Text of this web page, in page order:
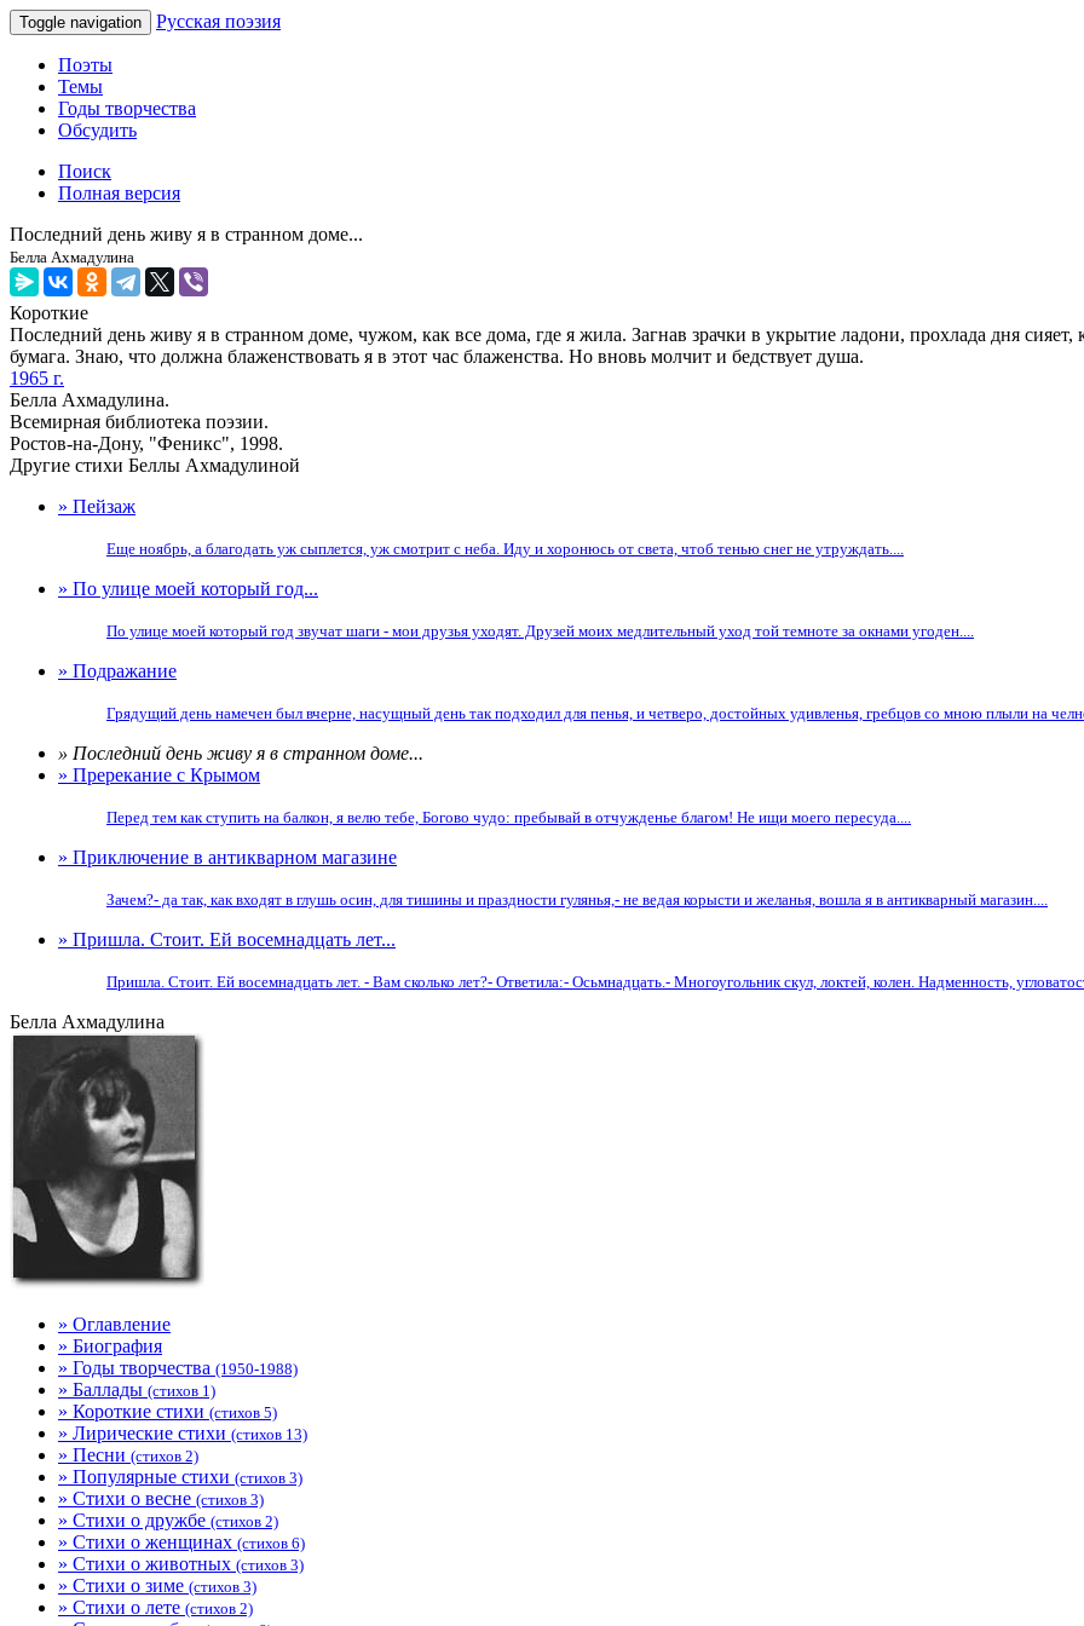
Toggle navigation Русская поэзия
Поэты
Темы
Годы творчества
Обсудить
Поиск
Полная версия
Последний день живу я в странном доме...
Белла Ахмадулина
Короткие
Последний день живу я в странном доме, чужом, как все дома, где я жила. Загнав зрачки в укрытие ладони, прохлада дня сияет,
бумага. Знаю, что должна блаженствовать я в этот час блаженства. Но вновь молчит и бедствует душа.
1965 г.
Белла Ахмадулина.
Всемирная библиотека поэзии.
Ростов-на-Дону, "Феникс", 1998.
Другие стихи Беллы Ахмадулиной
» Пейзаж
Еще ноябрь, а благодать уж сыплется, уж смотрит с неба. Иду и хоронюсь от света, чтоб тенью снег не утруждать....
» По улице моей который год...
По улице моей который год звучат шаги - мои друзья уходят. Друзей моих медлительный уход той темноте за окнами угоден....
» Подражание
Грядущий день намечен был вчерне, насущный день так подходил для пенья, и четверо, достойных удивленья, гребцов со мною плыли на
» Последний день живу я в странном доме...
» Пререкание с Крымом
Перед тем как ступить на балкон, я велю тебе, Богово чудо: пребывай в отчужденье благом! Не ищи моего пересуда....
» Приключение в антикварном магазине
Зачем?- да так, как входят в глушь осин, для тишины и праздности гулянья,- не ведая корысти и желанья, вошла я в антикварный магазин....
» Пришла. Стоит. Ей восемнадцать лет...
Пришла. Стоит. Ей восемнадцать лет. - Вам сколько лет?- Ответила:- Осьмнадцать.- Многоугольник скул, локтей, колен. Надменность,
Белла Ахмадулина
» Оглавление
» Биография
» Годы творчества (1950-1988)
» Баллады (стихов 1)
» Короткие стихи (стихов 5)
» Лирические стихи (стихов 13)
» Песни (стихов 2)
» Популярные стихи (стихов 3)
» Стихи о весне (стихов 3)
» Стихи о дружбе (стихов 2)
» Стихи о женщинах (стихов 6)
» Стихи о животных (стихов 3)
» Стихи о зиме (стихов 3)
» Стихи о лете (стихов 2)